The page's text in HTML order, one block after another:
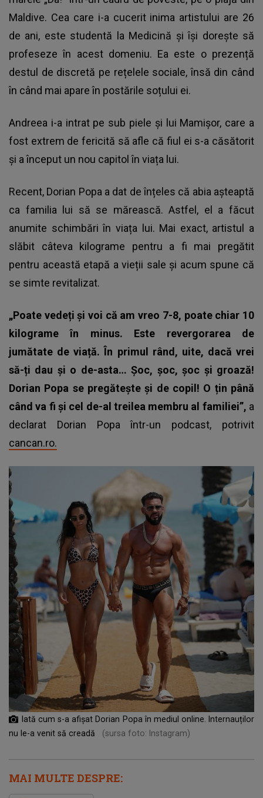
Maldive. Cea care i-a cucerit inima artistului are 26
de ani, este studentă la Medicină și își dorește să
profeseze în acest domeniu. Ea este o prezență
destul de discretă pe rețelele sociale, însă din când
în când mai apare în postările soțului ei.
Andreea i-a intrat pe sub piele și lui Mamișor, care a
fost extrem de fericită să afle că fiul ei s-a căsătorit
și a început un nou capitol în viața lui.
Recent, Dorian Popa a dat de înțeles că abia așteaptă
ca familia lui să se mărească. Astfel, el a făcut
anumite schimbări în viața lui. Mai exact, artistul a
slăbit câteva kilograme pentru a fi mai pregătit
pentru această etapă a vieții sale și acum spune că
se simte revitalizat.
„Poate vedeți și voi că am vreo 7-8, poate chiar 10
kilograme în minus. Este revergorarea de
jumătate de viață. În primul rând, uite, dacă vrei
să-ți dau și o de-asta… Șoc, șoc, șoc și groază!
Dorian Popa se pregătește și de copil! O țin până
când va fi și cel de-al treilea membru al familiei”, a
declarat Dorian Popa într-un podcast, potrivit
cancan.ro.
Iată cum s-a afișat Dorian Popa în mediul online. Internauților
nu le-a venit să creadă
(sursa foto: Instagram)
MAI MULTE DESPRE: